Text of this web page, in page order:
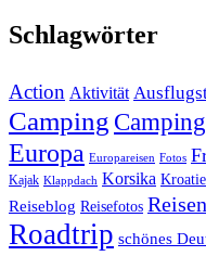
Schlagwörter
Action Aktivität
Camping
Europa Europareisen Fotos
Kajak Klappdach Korsika
Reiseblog Reisefotos Reisen
Roadtrip schönes